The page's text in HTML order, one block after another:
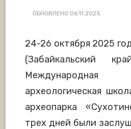
ОБНОВЛЕНО 06.11.2025
24-26 октября 2025
(Забайкальский
археологическая
археопарка
трех дней были